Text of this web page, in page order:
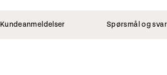
Kundeanmeldelser Spørsmål og svar